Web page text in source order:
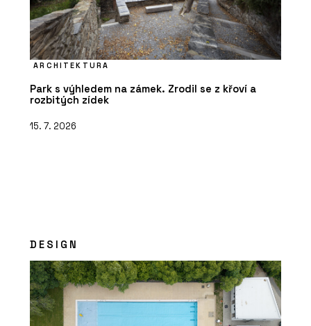
ARCHITEKTURA
Park s výhledem na zámek. Zrodil se z křoví a
rozbitých zídek
15. 7. 2026
DESIGN